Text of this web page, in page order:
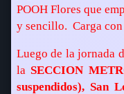
POOH Flores que
y sencillo. Carga
Luego de la jornada
laSECCION
suspendidos), San